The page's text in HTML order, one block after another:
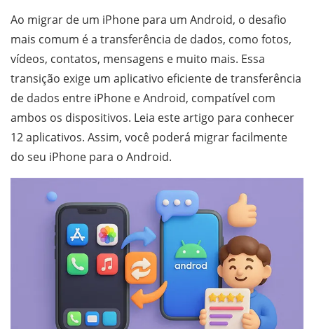
Ao migrar de um iPhone para um Android, o desafio
mais comum é a transferência de dados, como fotos,
vídeos, contatos, mensagens e muito mais. Essa
transição exige um aplicativo eficiente de transferência
de dados entre iPhone e Android, compatível com
ambos os dispositivos. Leia este artigo para conhecer
12 aplicativos. Assim, você poderá migrar facilmente
do seu iPhone para o Android.